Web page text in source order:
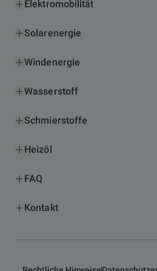
Elektromobilität
Solarenergie
Windenergie
Wasserstoff
Schmierstoffe
Heizöl
FAQ
Kontakt